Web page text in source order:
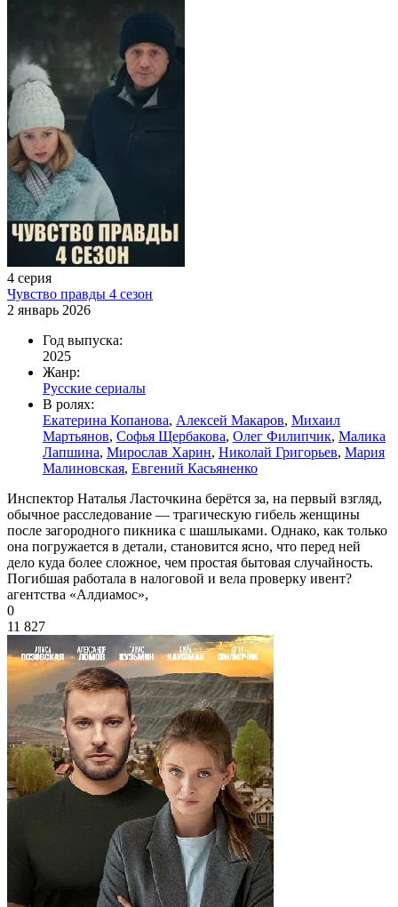
4 серия
Чувство правды 4 сезон
2 январь 2026
Год выпуска:
2025
Жанр:
Русские сериалы
В ролях:
Екатерина Копанова, Алексей Макаров, Михаил
Мартьянов, Софья Щербакова, Олег Филипчик, Малика
Лапшина, Мирослав Харин, Николай Григорьев, Мария
Малиновская, Евгений Касьяненко
Инспектор Наталья Ласточкина берётся за, на первый взгляд,
обычное расследование — трагическую гибель женщины
после загородного пикника с шашлыками. Однако, как только
она погружается в детали, становится ясно, что перед ней
дело куда более сложное, чем простая бытовая случайность.
Погибшая работала в налоговой и вела проверку ивент?
агентства «Алдиамос»,
0
11 827